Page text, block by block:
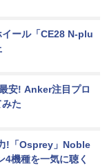
ール「CE28 N-plu
安! Anker注目プロ
た
!「Osprey」Noble
機種を一気に聴く